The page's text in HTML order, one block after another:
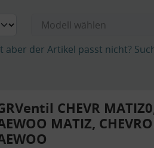
aber der Artikel passt nicht?
CHEVR
MATIZ,